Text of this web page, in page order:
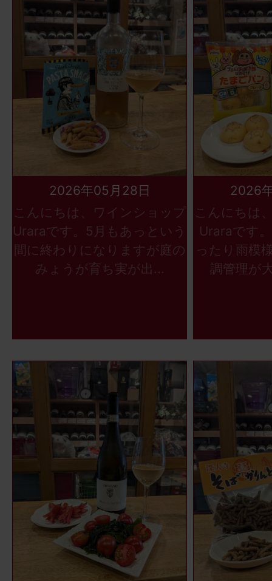
2026年05月28日
こんにちは、ワインショップ
Uraraです。5月もあっという
間に終わりになりますが庭の
みょうが育ち実が出...
2026
こんにちは
Uraraです
ったり雨模
調管理が